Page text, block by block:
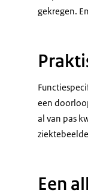
gekregen.
een
al van pas
Een